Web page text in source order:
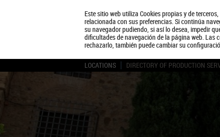
Este sitio web utiliza Cookies propias y de
relacionada con sus preferencias. Si continúa
su navegador pudiendo, si así lo desea, impedir
dificultades de navegación de la página web. Las
rechazarlo, también puede cambiar su
LOCATIONS DIRECTORY OF PRODUCTION